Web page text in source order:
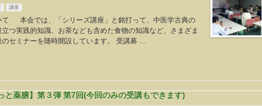
講座
て 本会では、「シリーズ講座」と銘打って、中医学古典の
つ実践的知識、お茶なども含めた食物の知識など、さまざま
セミナーを随時開設しています。 受講募 …
と薬膳】第３弾 第7回(今回のみの受講もできます)